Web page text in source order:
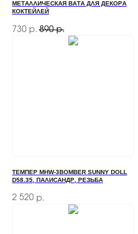
МЕТАЛЛИЧЕСКАЯ ВАТА ДЛЯ ДЕКОРА
КОКТЕЙЛЕЙ
730 р. 890 р.
ТЕМПЕР MHW-3BOMBER SUNNY DOLL
D58.35, ПАЛИСАНДР, РЕЗЬБА
2 520 р.